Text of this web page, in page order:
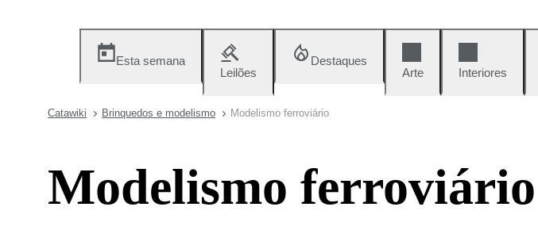
Esta semana
Leilões
Destaques
Arte
Interiores
Catawiki Brinquedos e modelismo Modelismo ferroviário
Modelismo ferroviário